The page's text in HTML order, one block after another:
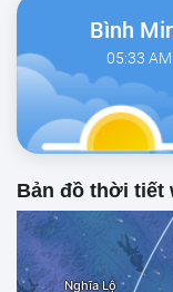
Bình
05:33 AM
Bản đồ thời tiết